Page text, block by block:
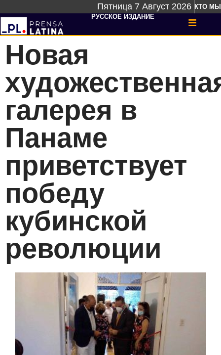
Пятница 7 Август 2026 КТО МЫ
РУССКОЕ ИЗДАНИЕ
Новая
галерея в
Панаме
приветствует
победу
кубинской
революции